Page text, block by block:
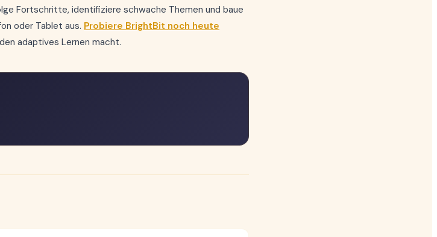
Fortschritte, identifiziere schwache Themen und baue
oder Tablet aus. Probiere BrightBit noch heute
adaptives Lernen macht.